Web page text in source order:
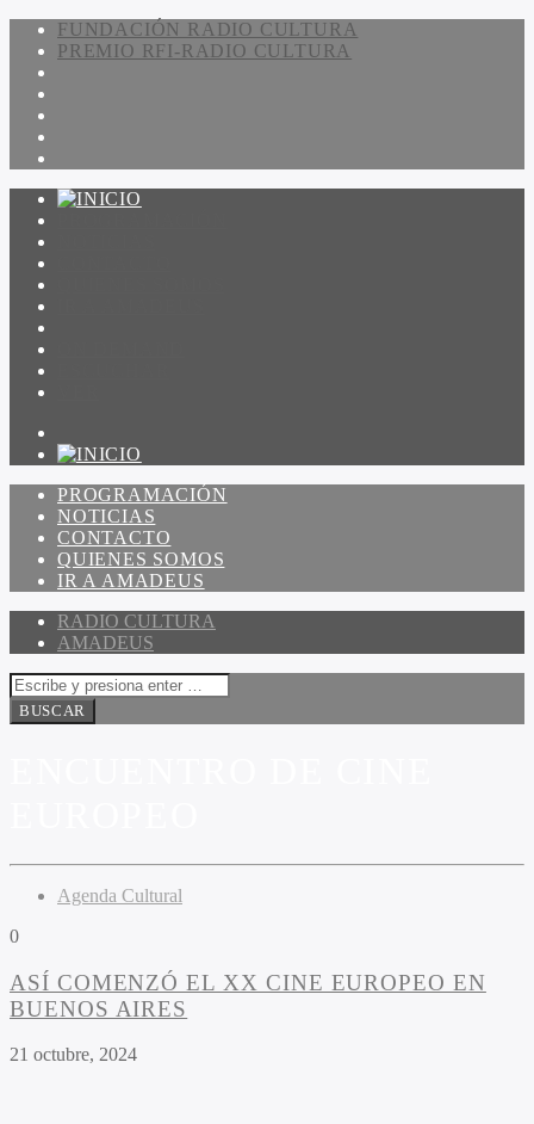
FUNDACIÓN RADIO CULTURA
PREMIO RFI-RADIO CULTURA
PROGRAMACIÓN
NOTICIAS
CONTACTO
QUIENES SOMOS
IR A AMADEUS
RADIO CULTURA
AMADEUS
Agenda Cultural
0
ASÍ COMENZÓ EL XX CINE EUROPEO EN
BUENOS AIRES
21 octubre, 2024